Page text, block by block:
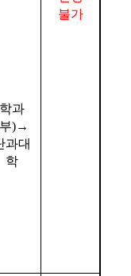
불가
학과
)→
과대
학